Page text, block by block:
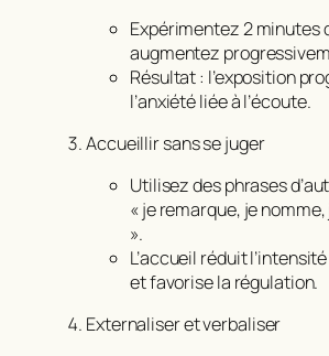
Expérimentez 2 minutes
augmentez
Résultat : l’exposition
l’anxiété liée à l’écoute.
Accueillir sans se juger
Utilisez des phrases
« je remarque, je
».
L’accueil réduit
et favorise la régulation.
Externaliser et verbaliser